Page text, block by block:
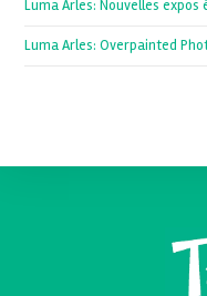
Luma Arles: Nouvelles expos
Luma Arles: Overpainted